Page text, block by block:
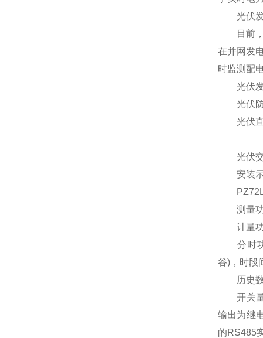
光伏发
目前，
在并网发
时监测配
光伏发
光伏防
光伏直
光伏交
安装
PZ72L-
测量功
计量功
分时功
谷)，时段
历史数
开关量
输出为继
的RS485